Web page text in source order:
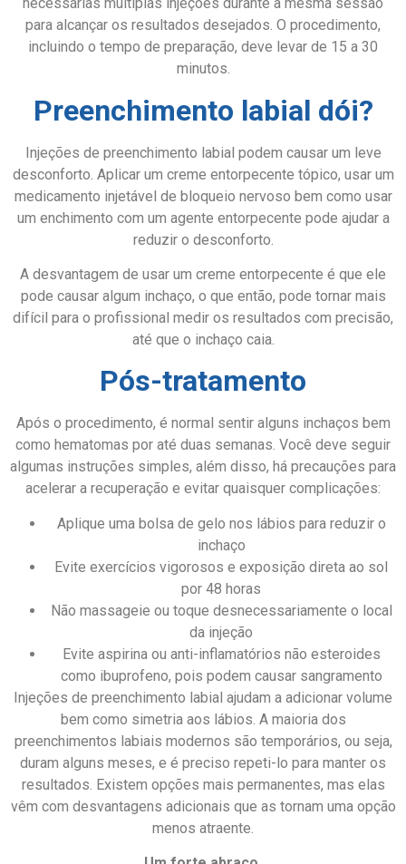
para alcançar os resultados desejados. O procedimento,
incluindo o tempo de preparação, deve levar de 15 a 30
minutos.
Preenchimento labial dói?
Injeções de preenchimento labial podem causar um leve
desconforto. Aplicar um creme entorpecente tópico, usar um
medicamento injetável de bloqueio nervoso bem como usar
um enchimento com um agente entorpecente pode ajudar a
reduzir o desconforto.
A desvantagem de usar um creme entorpecente é que ele
pode causar algum inchaço, o que então, pode tornar mais
difícil para o profissional medir os resultados com precisão,
até que o inchaço caia.
Pós-tratamento
Após o procedimento, é normal sentir alguns inchaços bem
como hematomas por até duas semanas. Você deve seguir
algumas instruções simples, além disso, há precauções para
acelerar a recuperação e evitar quaisquer complicações:
Aplique uma bolsa de gelo nos lábios para reduzir o
inchaço
Evite exercícios vigorosos e exposição direta ao sol
por 48 horas
Não massageie ou toque desnecessariamente o local
da injeção
Evite aspirina ou anti-inflamatórios não esteroides
como ibuprofeno, pois podem causar sangramento
Injeções de preenchimento labial ajudam a adicionar volume
bem como simetria aos lábios. A maioria dos
preenchimentos labiais modernos são temporários, ou seja,
duram alguns meses, e é preciso repeti-lo para manter os
resultados. Existem opções mais permanentes, mas elas
vêm com desvantagens adicionais que as tornam uma opção
menos atraente.